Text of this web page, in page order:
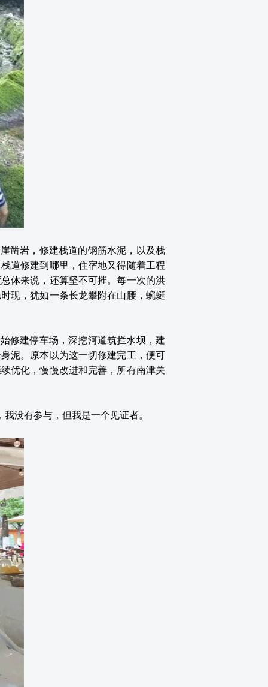
凿岩，修建栈道的钢筋水泥，以及栈
道修建到哪里，住宿地又得随着工程
体来说，还算坚不可摧。每一次的洪
现，犹如一条长龙攀附在山腰，蜿蜒
修建停车场，深挖河道筑拦水坝，建
泥。原本以为这一切修建完工，便可
优化，慢慢改进和完善，所有南津关
没有参与，但我是一个见证者。